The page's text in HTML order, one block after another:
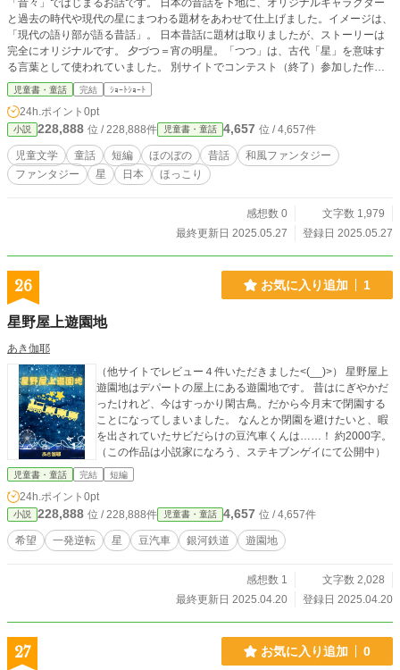
「昔々」ではじまるお話です。 日本の昔話を下地に、オリジナルキャラクター
と過去の時代や現代の星にまつわる題材をあわせて仕上げました。イメージは、
「現代の語り部が語る昔話」。 日本昔話に題材は取りましたが、ストーリーは
完全にオリジナルです。 夕づつ＝宵の明星。「つつ」は、古代「星」を意味す
る言葉として使われていました。 別サイトでコンテスト（終了）参加した作品
です。 現在、個人的に紙芝居化を考えています。
児童書・童話 完結 ｼｮｰﾄｼｮｰﾄ
24h.ポイント 0pt
小説 228,888 位 / 228,888件 児童書・童話 4,657 位 / 4,657件
児童文学 童話 短編 ほのぼの 昔話
和風ファンタジー
ファンタジー
星 日本 ほっこり
感想数 0
文字数 1,979
最終更新日 2025.05.27
登録日 2025.05.27
26 お気に入り追加 1
星野屋上遊園地
あき伽耶
（他サイトでレビュー４件いただきました<(__)>） 星野屋上
遊園地はデパートの屋上にある遊園地です。 昔はにぎやかだ
ったけれど、今はすっかり閑古鳥。だから今月末で閉園する
ことになってしまいました。 なんとか閉園を避けたいと、暇
を出されていたサビだらけの豆汽車くんは……！ 約2000字。
（この作品は小説家になろう、ステキブンゲイにて公開中）
児童書・童話 完結 短編
24h.ポイント 0pt
小説 228,888 位 / 228,888件 児童書・童話 4,657 位 / 4,657件
希望 一発逆転 星 豆汽車 銀河鉄道 遊園地
感想数 1
文字数 2,028
最終更新日 2025.04.20
登録日 2025.04.20
27 お気に入り追加 0